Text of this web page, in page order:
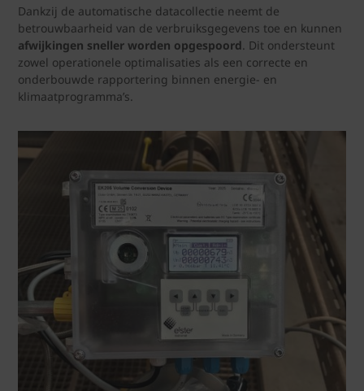
Dankzij de automatische datacollectie neemt de
betrouwbaarheid van de verbruiksgegevens toe en kunnen
afwijkingen sneller worden opgespoord. Dit ondersteunt
zowel operationele optimalisaties als een correcte en
onderbouwde rapportering binnen energie‑ en
klimaatprogramma’s.